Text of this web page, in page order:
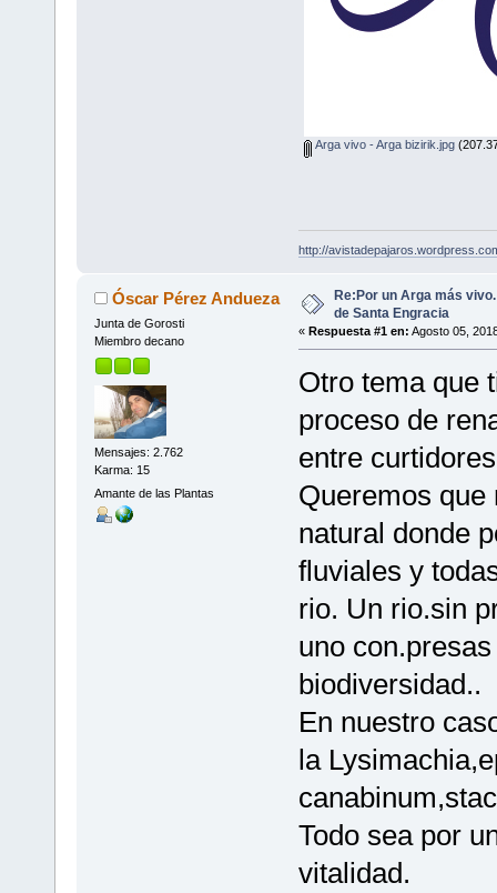
Arga vivo - Arga bizirik.jpg
http://
Óscar Pérez Andueza
Junta de Gorosti
Miembro decano
Mensajes: 2.762
Karma: 15
Amante de las Plantas
Re:Por un Arga más
de Santa Engracia
« Respuesta #1 en: Agosto 05,
Otro tema que
proceso de
entre
Queremos que
natural donde
fluviales y
rio. Un rio.sin
uno
biodiversidad..
En nuestro
la
Todo sea por
vitalidad.